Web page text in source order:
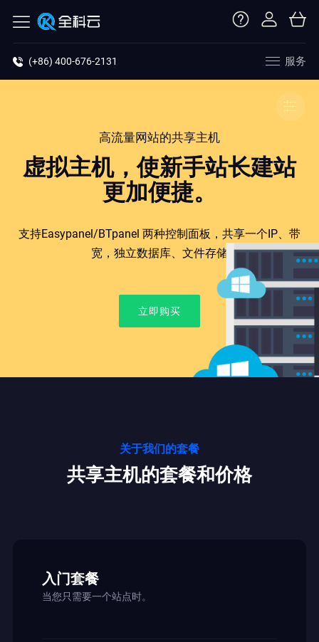
(+86) 400-676-2131 服务
高流量网站的共享主机
虚拟主机，使新手站长建站
更加便捷。
支持Easypanel/BTpanel 两种控制面板，共享一个IP、带
宽，独立数据库、文件存储
立即购买
关于我们的套餐
共享主机的套餐和价格
入门套餐
当您只需要一个站点时。